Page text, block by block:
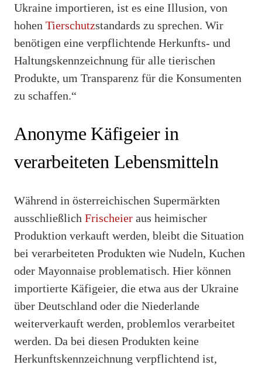
Ukraine importieren, ist es eine Illusion, von
hohen Tierschutzstandards zu sprechen. Wir
benötigen eine verpflichtende Herkunfts- und
Haltungskennzeichnung für alle tierischen
Produkte, um Transparenz für die Konsumenten
zu schaffen.“
Anonyme Käfigeier in
verarbeiteten Lebensmitteln
Während in österreichischen Supermärkten
ausschließlich Frischeier aus heimischer
Produktion verkauft werden, bleibt die Situation
bei verarbeiteten Produkten wie Nudeln, Kuchen
oder Mayonnaise problematisch. Hier können
importierte Käfigeier, die etwa aus der Ukraine
über Deutschland oder die Niederlande
weiterverkauft werden, problemlos verarbeitet
werden. Da bei diesen Produkten keine
Herkunftskennzeichnung verpflichtend ist,